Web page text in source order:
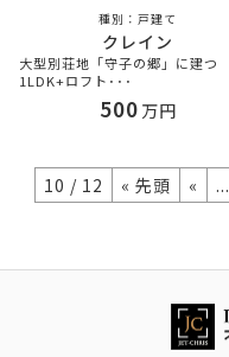
戸建て
クレイン
大型別荘地「守子の郷」に建つ
1LDK+ロフト･･･
500 万円
10 / 12 « 先頭 « ...